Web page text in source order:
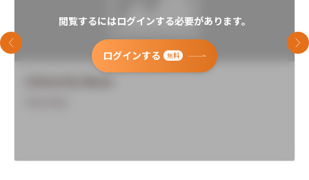
閲覧するにはログインする必要があります。
ログインする 無料
前のスライド 次